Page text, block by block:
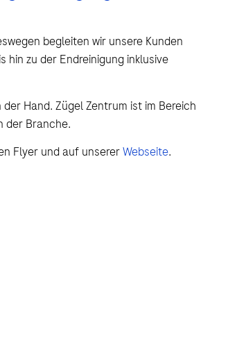
begleiten wir unsere Kunden
zu der Endreinigung inklusive
Hand. Zügel Zentrum ist im Bereich
der Branche.
Flyer und auf unsererWebseite.